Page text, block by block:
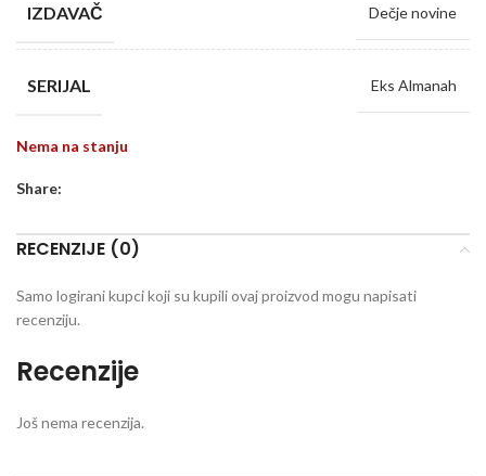
IZDAVAČ Dečje novine
SERIJAL Eks Almanah
Nema na stanju
Share:
RECENZIJE (0)
Recenzije
Još nema recenzija.
Samo logirani kupci koji su kupili ovaj proizvod mogu napisati
recenziju.